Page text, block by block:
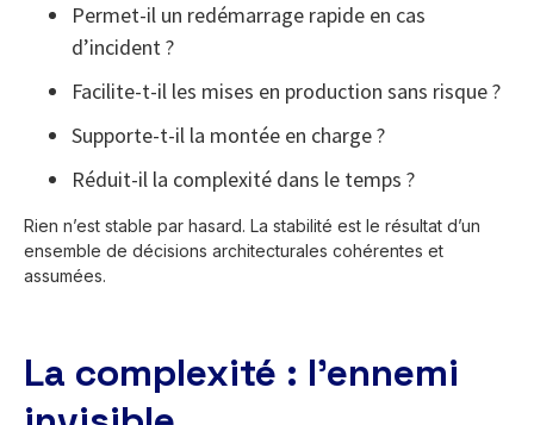
Permet-il un redémarrage rapide en cas
d’incident ?
Facilite-t-il les mises en production sans risque ?
Supporte-t-il la montée en charge ?
Réduit-il la complexité dans le temps ?
Rien n’est stable par hasard. La stabilité est le résultat d’un
ensemble de décisions architecturales cohérentes et
assumées.
La complexité : l’ennemi